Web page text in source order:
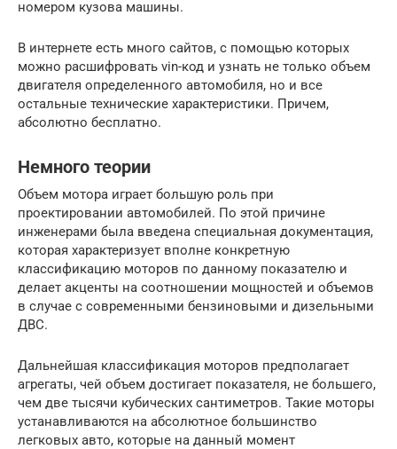
номером кузова машины.
В интернете есть много сайтов, с помощью которых
можно расшифровать vin-код и узнать не только объем
двигателя определенного автомобиля, но и все
остальные технические характеристики. Причем,
абсолютно бесплатно.
Немного теории
Объем мотора играет большую роль при
проектировании автомобилей. По этой причине
инженерами была введена специальная документация,
которая характеризует вполне конкретную
классификацию моторов по данному показателю и
делает акценты на соотношении мощностей и объемов
в случае с современными бензиновыми и дизельными
ДВС.
Дальнейшая классификация моторов предполагает
агрегаты, чей объем достигает показателя, не большего,
чем две тысячи кубических сантиметров. Такие моторы
устанавливаются на абсолютное большинство
легковых авто, которые на данный момент